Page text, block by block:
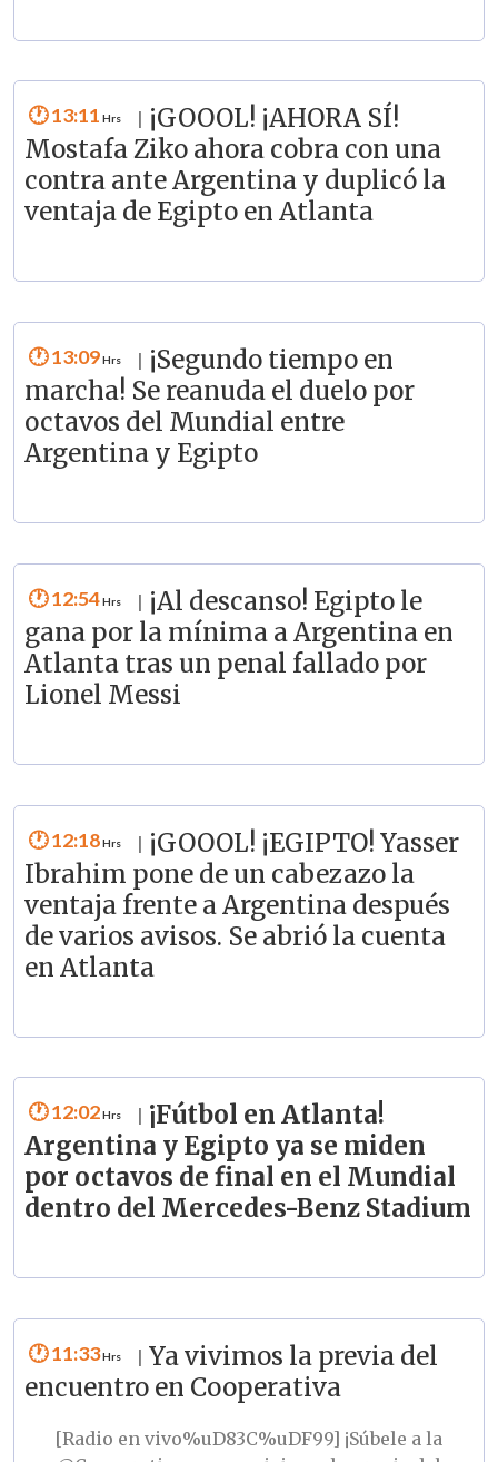
13:11
¡GOOOL! ¡AHORA SÍ!
Mostafa Ziko ahora cobra con una
contra ante Argentina y duplicó la
ventaja de Egipto en Atlanta
13:09
¡Segundo tiempo en
marcha! Se reanuda el duelo por
octavos del Mundial entre
Argentina y Egipto
12:54
¡Al descanso! Egipto le
gana por la mínima a Argentina en
Atlanta tras un penal fallado por
Lionel Messi
12:18
¡GOOOL! ¡EGIPTO! Yasser
Ibrahim pone de un cabezazo la
ventaja frente a Argentina después
de varios avisos. Se abrió la cuenta
en Atlanta
12:02
¡Fútbol en Atlanta!
Argentina y Egipto ya se miden
por octavos de final en el Mundial
dentro del Mercedes-Benz Stadium
11:33
Ya vivimos la previa del
encuentro en Cooperativa
[Radio en vivo%uD83C%uDF99] ¡Súbele a la